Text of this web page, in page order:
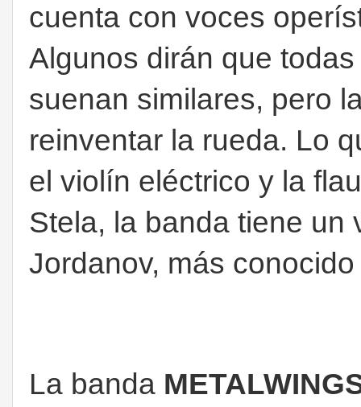
cuenta con voces
Algunos dirán que
suenan similares, pero
reinventar la rueda. Lo
el violín eléctrico y la
Stela, la banda tiene un
Jordanov, más
La banda